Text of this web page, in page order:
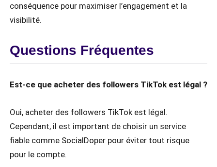
conséquence pour maximiser l’engagement et la
visibilité.
Questions Fréquentes
Est-ce que acheter des followers TikTok est légal ?
Oui, acheter des followers TikTok est légal.
Cependant, il est important de choisir un service
fiable comme SocialDoper pour éviter tout risque
pour le compte.